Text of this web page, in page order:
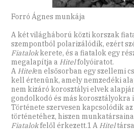
Forró Ágnes munkája
A két világháború közti korszak
szempontból polarizálódik, ezért
Fiatalokkerete, és a fiatalok egy
megalapítja a Hitelfolyóiratot.
A Hitelen elsősorban egy szellemi
kell értenünk, amely nemzedéki
nem kizáró korosztályi elvek
gondolkodó és más korosztályokra
Története szervesen kapcsolódik az
történetéhez, hiszen
Fiatalokfelől érkezett.1 A Hitel